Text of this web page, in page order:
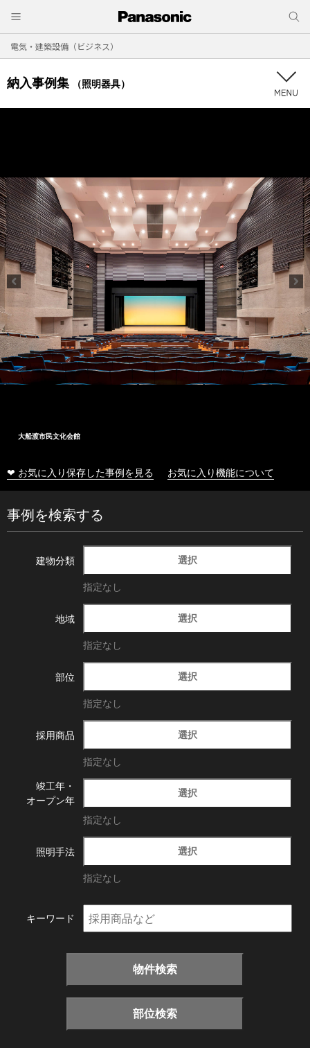
電気・建築設備（ビジネス）
納入事例集 （照明器具）
大船渡市民文化会館
❤ お気に入り保存した事例を見る お気に入り機能について
事例を検索する
建物分類 選択
指定なし
地域 選択
指定なし
部位 選択
指定なし
採用商品 選択
指定なし
竣工年・
オープン年
選択
指定なし
照明手法 選択
指定なし
キーワード
物件検索
部位検索